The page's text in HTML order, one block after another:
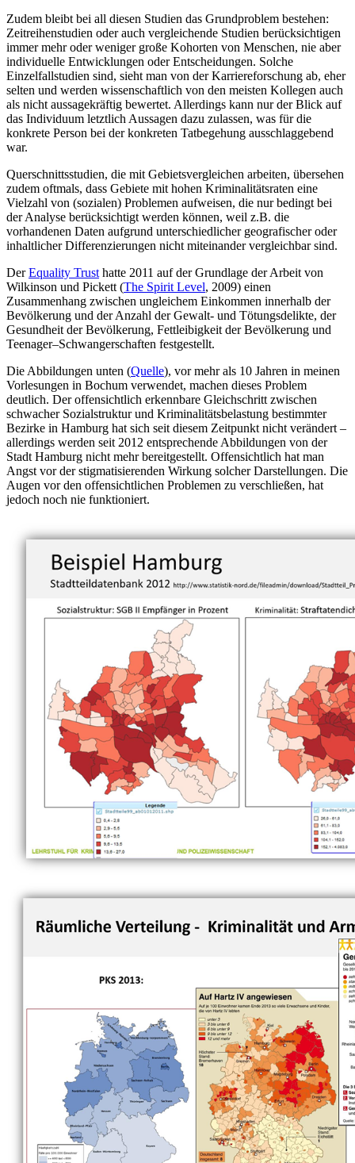
Zudem bleibt bei all diesen Studien das Grundproblem bestehen:
Zeitreihenstudien oder auch vergleichende Studien berücksichtigen
immer mehr oder weniger große Kohorten von Menschen, nie aber
individuelle Entwicklungen oder Entscheidungen. Solche
Einzelfallstudien sind, sieht man von der Karriereforschung ab, eher
selten und werden wissenschaftlich von den meisten Kollegen auch
als nicht aussagekräftig bewertet. Allerdings kann nur der Blick auf
das Individuum letztlich Aussagen dazu zulassen, was für die
konkrete Person bei der konkreten Tatbegehung ausschlaggebend
war.
Querschnittsstudien, die mit Gebietsvergleichen arbeiten, übersehen
zudem oftmals, dass Gebiete mit hohen Kriminalitätsraten eine
Vielzahl von (sozialen) Problemen aufweisen, die nur bedingt bei
der Analyse berücksichtigt werden können, weil z.B. die
vorhandenen Daten aufgrund unterschiedlicher geografischer oder
inhaltlicher Differenzierungen nicht miteinander vergleichbar sind.
DerEquality Trust hatte 2011 auf der Grundlage der Arbeit von
Wilkinson und Pickett (The Spirit Level, 2009) einen
Zusammenhang zwischen ungleichem Einkommen innerhalb der
Bevölkerung und der Anzahl der Gewalt- und Tötungsdelikte, der
Gesundheit der Bevölkerung, Fettleibigkeit der Bevölkerung und
Teenager–Schwangerschaften festgestellt.
Die Abbildungen unten (Quelle), vor mehr als 10 Jahren in meinen
Vorlesungen in Bochum verwendet, machen dieses Problem
deutlich. Der offensichtlich erkennbare Gleichschritt zwischen
schwacher Sozialstruktur und Kriminalitätsbelastung bestimmter
Bezirke in Hamburg hat sich seit diesem Zeitpunkt nicht verändert –
allerdings werden seit 2012 entsprechende Abbildungen von der
Stadt Hamburg nicht mehr bereitgestellt. Offensichtlich hat man
Angst vor der stigmatisierenden Wirkung solcher Darstellungen. Die
Augen vor den offensichtlichen Problemen zu verschließen, hat
jedoch noch nie funktioniert.